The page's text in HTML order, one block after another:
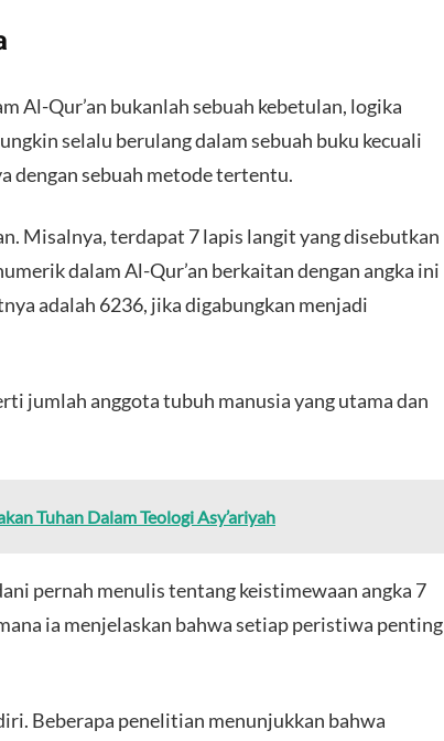
Al-Qur’an bukanlah sebuah kebetulan, logika
selalu berulang dalam sebuah buku kecuali
dengan sebuah metode tertentu.
Misalnya, terdapat 7 lapis langit yang disebutkan
dalam Al-Qur’an berkaitan dengan angka ini
adalah 6236, jika digabungkan menjadi
jumlah anggota tubuh manusia yang utama dan
Tuhan Dalam Teologi Asy’ariyah
pernah menulis tentang keistimewaan angka 7
ia menjelaskan bahwa setiap peristiwa penting
Beberapa penelitian menunjukkan bahwa